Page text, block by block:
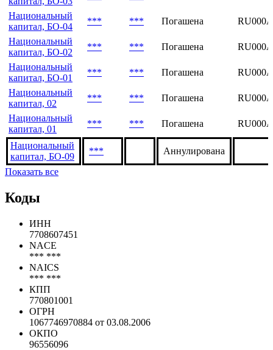
Национальный
капитал, БО-04
*** *** Погашена
Национальный
капитал, БО-02
*** *** Погашена
Национальный
капитал, БО-01
*** *** Погашена
Национальный
капитал, 02
*** *** Погашена
Национальный
капитал, 01
*** *** Погашена
Национальный
капитал, БО-09
***
Аннулирована
Показать все
Коды
ИНН
7708607451
NACE
*** ***
NAICS
*** ***
КПП
770801001
ОГРН
1067746970884 от 03.08.2006
ОКПО
96556096